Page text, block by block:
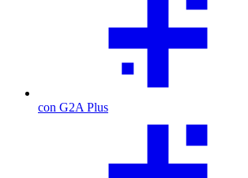
con G2A Plus